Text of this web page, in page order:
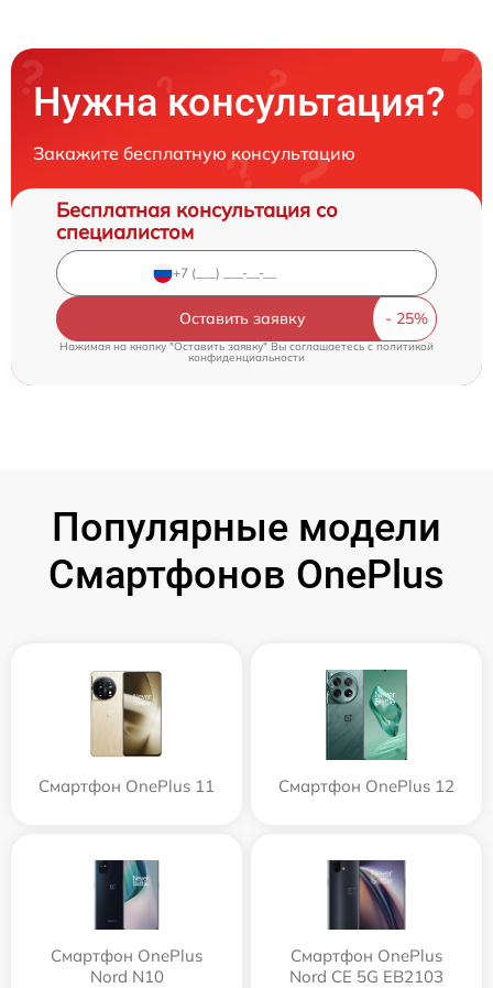
Нужна консультация?
Закажите бесплатную консультацию
Бесплатная консультация со
специалистом
Оставить заявку
Нажимая на кнопку "Оставить заявку" Вы соглашаетесь cполитикой
конфиденциальности
Популярные модели
Смартфонов OnePlus
Смартфон OnePlus 11 Смартфон OnePlus 12
Смартфон OnePlus
Nord N10
Смартфон OnePlus
Nord CE 5G EB2103